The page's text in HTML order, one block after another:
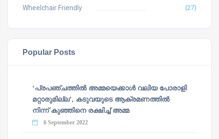
Wheelchair Friendly (27)
Popular Posts
‘പ്രപഞ്ചത്തില്‍ അമ്മയെക്കാള്‍ വലിയ പോരാളി
മറ്റാരുമില്ല’, കടുവയുടെ ആക്രമണത്തില്‍
നിന്ന് കുഞ്ഞിനെ രക്ഷിച്ച് അമ്മ
6 September 2022